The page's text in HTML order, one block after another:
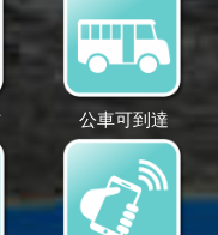
公車可到達